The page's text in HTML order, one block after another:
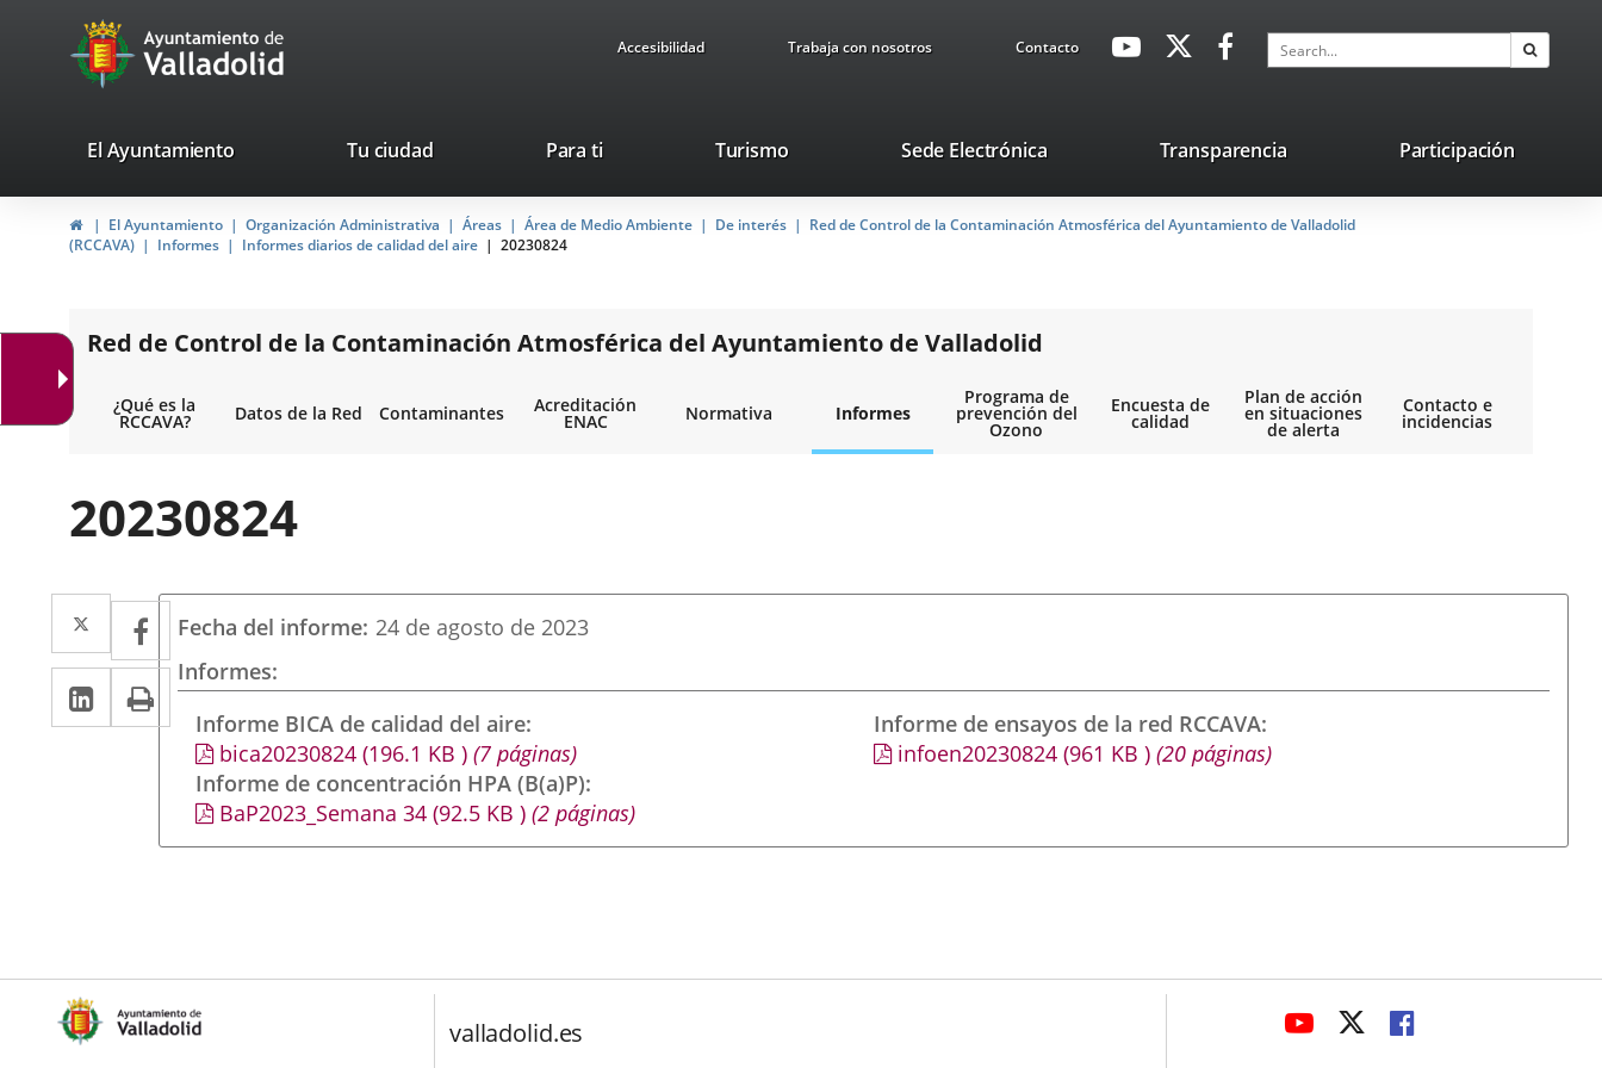
Portal
Web
Ayuntamiento
de
Valladolid
Accesibilidad Trabaja con nosotros ContactoavaHeaderSocial
Link
Link
application.
application.
Search
valladolid.es
El Ayuntamiento Tu ciudad Para ti TurismoThis
will
open
up
window.
Sede ElectrónicaLink
external
application.
Transparencia Participación
HomeEl Ayuntamiento Organización Administrativa Áreas Área de Medio Ambiente De interés
Red de Control de la Contaminación Atmosférica del Ayuntamiento de Valladolid
(RCCAVA)
Informes Informes diarios de calidad del aire 20230824
Red de Control de la Contaminación Atmosférica del Ayuntamiento de Valladolid
¿Qué es la
RCCAVA? Datos de la Red Contaminantes Acreditación
ENAC Normativa Informes
Programa de
prevención del
Ozono
Encuesta de
calidad
Plan de acción
en situaciones
de alerta
Contacto e
incidencias
20230824
Twitter
Enlace
a
una
aplicación
externa.
Facebook
Enlace
a
una
aplicación
externa.
Linkedin
Enlace
a
aplicación
externa.
Print
Fecha del informe 24 de agosto de 2023
Informes
Informe BICA de calidad del aire
bica20230824(196.1 KB )(7 páginas)
Informe de concentración HPA (B(a)P)
BaP2023_Semana 34(92.5 KB )(2 páginas)
Informe de ensayos de la red RCCAVA
infoen20230824 (961 KB) (20 páginas)
valladolid.es
LINK
LINKLINK